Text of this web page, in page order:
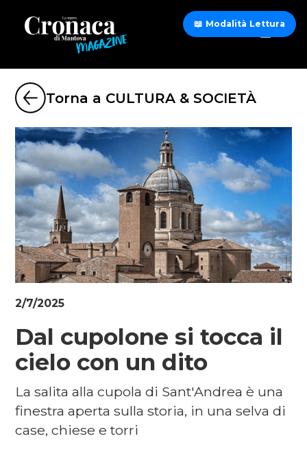
Torna a CULTURA & SOCIETÀ
2/7/2025
Dal cupolone si tocca il
cielo con un dito
La salita alla cupola di Sant'Andrea è una
finestra aperta sulla storia, in una selva di
case, chiese e torri
📖 Modalità Lettura